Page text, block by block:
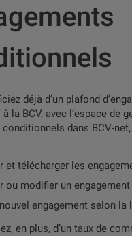
déjà d’un plafond
la BCV, avec l’espace de
dans BCV-
et télécharger les
ou modifier un engagement
engagement selon
en plus, d’un taux de